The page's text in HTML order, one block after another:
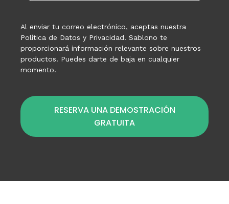
Al enviar tu correo electrónico, aceptas nuestra
Política de Datos y Privacidad. Sablono te
proporcionará información relevante sobre nuestros
productos. Puedes darte de baja en cualquier
momento.